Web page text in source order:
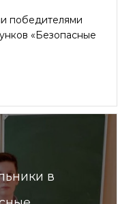
победителями
«Безопасные
в